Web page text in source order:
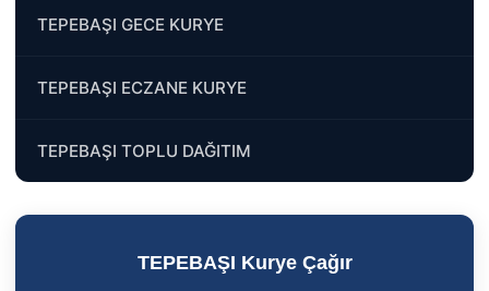
TEPEBAŞI GECE KURYE
TEPEBAŞI ECZANE KURYE
TEPEBAŞI TOPLU DAĞITIM
TEPEBAŞI Kurye Çağır